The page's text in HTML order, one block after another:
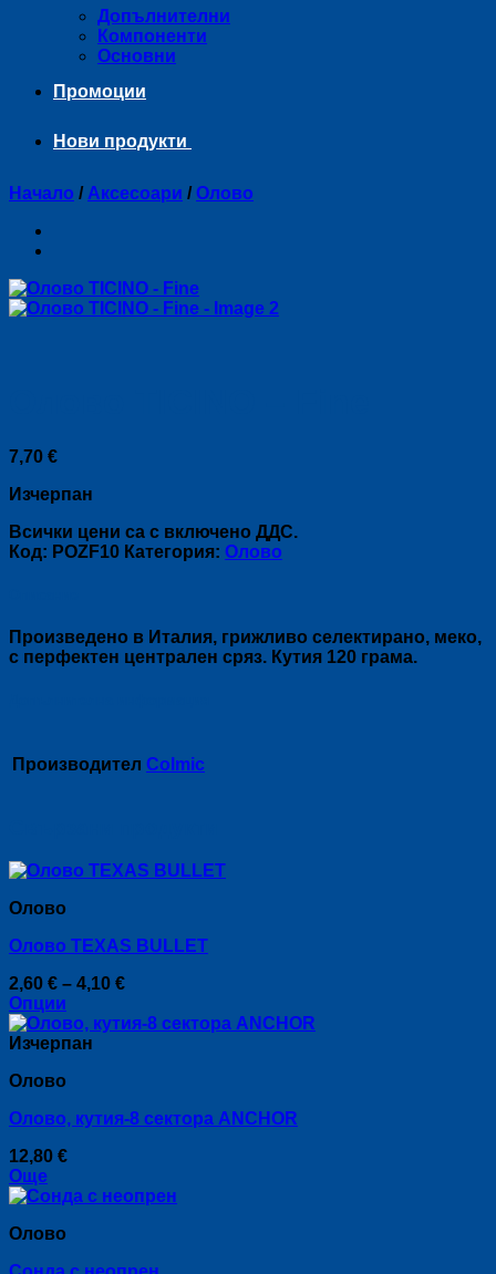
Допълнителни
Компоненти
Основни
Промоции
Нови продукти
Начало / Аксесоари / Оловo
7,70 €
Изчерпан
Всички цени са с включено ДДС.
Код: POZF10 Категория: Оловo
Произведено в Италия, грижливо селектирано, меко,
с перфектен централен сряз. Кутия 120 грама.
Производител Colmic
Оловo
Олово TEXAS BULLET
2,60 € – 4,10 €Price
2,60 €
Опции
This
product
multiple
The
may
be
chosen
the
product
Изчерпан
Оловo
Олово, кутия-8 сектора ANCHOR
12,80 €
Още
Оловo